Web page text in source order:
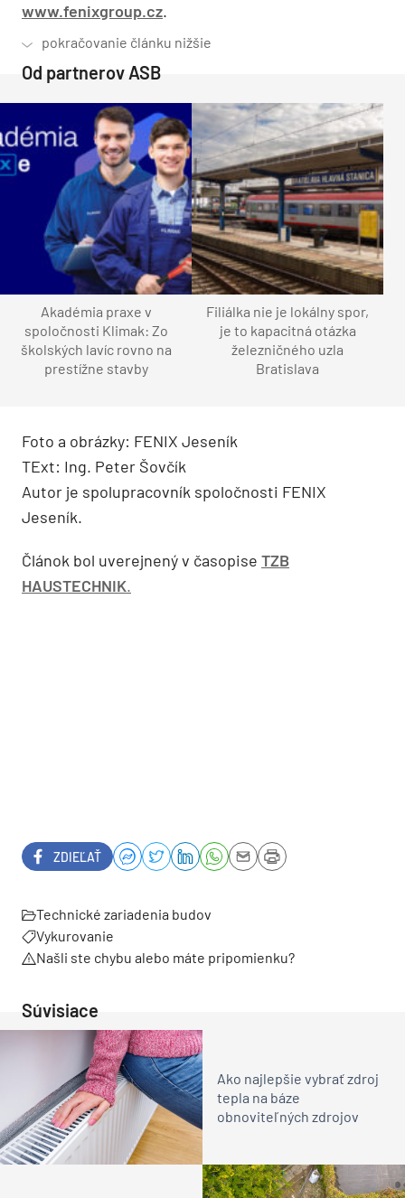
www.fenixgroup.cz.
Od partnerov ASB
Akadémia praxe v
spoločnosti Klimak: Zo
školských lavíc rovno na
prestížne stavby
Filiálka nie je lokálny spor,
je to kapacitná otázka
železničného uzla
Bratislava
Foto a obrázky: FENIX Jeseník
TExt: Ing. Peter Šovčík
Autor je spolupracovník spoločnosti FENIX
Jeseník.
Článok bol uverejnený v časopise TZB
HAUSTECHNIK.
ZDIEĽAŤ
Technické zariadenia budov
Vykurovanie
Našli ste chybu alebo máte pripomienku?
Súvisiace
Ako najlepšie vybrať zdroj
tepla na báze
obnoviteľných zdrojov